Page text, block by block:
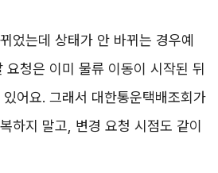
었는데 상태가 안 바뀌는 경우예
청은 이미 물류 이동이 시작된 뒤
어요. 그래서 대한통운택배조회가
하지 말고, 변경 요청 시점도 같이